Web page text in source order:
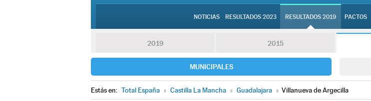
NOTICIAS RESULTADOS 2023 RESULTADOS 2019 PACTOS
2019 2015
MUNICIPALES
Estás en: Total España » Castilla La Mancha » Guadalajara » Villanueva de Argecilla